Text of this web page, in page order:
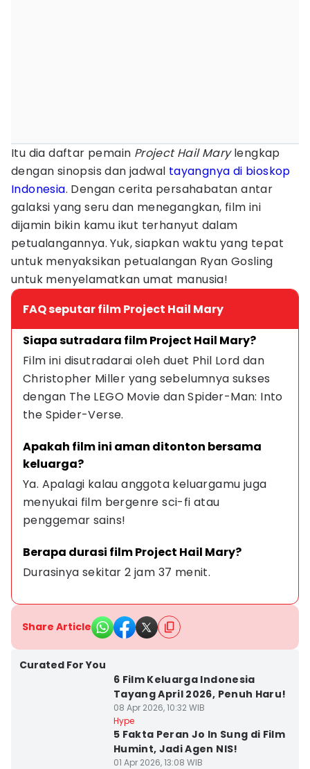
Itu dia daftar pemain Project Hail Marylengkap
dengan sinopsis dan jadwal tayangnya di bioskop
Indonesia. Dengan cerita persahabatan antar
galaksi yang seru dan menegangkan, film ini
dijamin bikin kamu ikut terhanyut dalam
petualangannya. Yuk, siapkan waktu yang tepat
untuk menyaksikan petualangan Ryan Gosling
untuk menyelamatkan umat manusia!
FAQ seputar film Project Hail Mary
Siapa sutradara film Project Hail Mary?
Film ini disutradarai oleh duet Phil Lord dan
Christopher Miller yang sebelumnya sukses
dengan The LEGO Movie dan Spider-Man: Into
the Spider-Verse.
Apakah film ini aman ditonton bersama
keluarga?
Ya. Apalagi kalau anggota keluargamu juga
menyukai film bergenre sci-fi atau
penggemar sains!
Berapa durasi film Project Hail Mary?
Durasinya sekitar 2 jam 37 menit.
Share Article
Curated For You
6 Film Keluarga Indonesia
Tayang April 2026, Penuh Haru!
08 Apr 2026, 10:32 WIB
Hype
5 Fakta Peran Jo In Sung di Film
Humint, Jadi Agen NIS!
01 Apr 2026, 13:08 WIB